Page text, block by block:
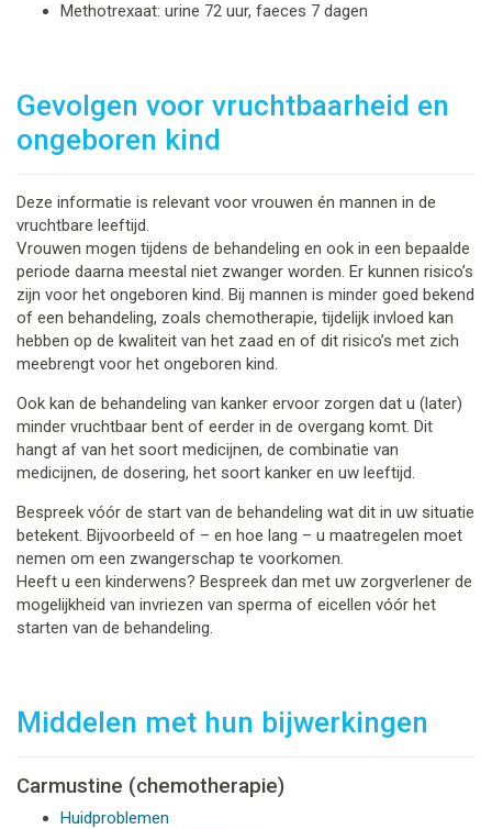
Methotrexaat: urine 72 uur, faeces 7 dagen
Gevolgen voor vruchtbaarheid en
ongeboren kind
Deze informatie is relevant voor vrouwen én mannen in de
vruchtbare leeftijd.
Vrouwen mogen tijdens de behandeling en ook in een bepaalde
periode daarna meestal niet zwanger worden. Er kunnen risico’s
zijn voor het ongeboren kind. Bij mannen is minder goed bekend
of een behandeling, zoals chemotherapie, tijdelijk invloed kan
hebben op de kwaliteit van het zaad en of dit risico’s met zich
meebrengt voor het ongeboren kind.
Ook kan de behandeling van kanker ervoor zorgen dat u (later)
minder vruchtbaar bent of eerder in de overgang komt. Dit
hangt af van het soort medicijnen, de combinatie van
medicijnen, de dosering, het soort kanker en uw leeftijd.
Bespreek vóór de start van de behandeling wat dit in uw situatie
betekent. Bijvoorbeeld of – en hoe lang – u maatregelen moet
nemen om een zwangerschap te voorkomen.
Heeft u een kinderwens? Bespreek dan met uw zorgverlener de
mogelijkheid van invriezen van sperma of eicellen vóór het
starten van de behandeling.
Middelen met hun bijwerkingen
Carmustine (chemotherapie)
Huidproblemen